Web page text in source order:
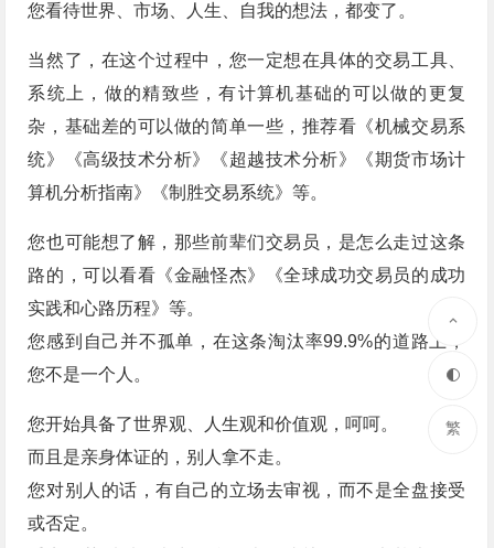
您看待世界、市场、人生、自我的想法，都变了。
当然了，在这个过程中，您一定想在具体的交易工具、
系统上，做的精致些，有计算机基础的可以做的更复
杂，基础差的可以做的简单一些，推荐看《机械交易系
统》《高级技术分析》《超越技术分析》《期货市场计
算机分析指南》《制胜交易系统》等。
您也可能想了解，那些前辈们交易员，是怎么走过这条
路的，可以看看《金融怪杰》《全球成功交易员的成功
实践和心路历程》等。
您感到自己并不孤单，在这条淘汰率99.9%的道路上，
您不是一个人。
您开始具备了世界观、人生观和价值观，呵呵。
而且是亲身体证的，别人拿不走。
您对别人的话，有自己的立场去审视，而不是全盘接受
或否定。
繁